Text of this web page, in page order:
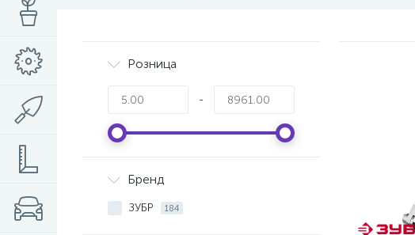
Розница
-
Бренд
ЗУБР 184